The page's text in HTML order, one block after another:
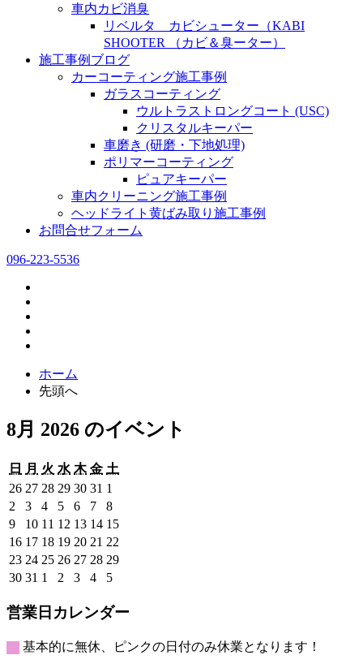
車内カビ消臭
リベルタ カビシューター（KABI
SHOOTER （カビ＆臭ーター）
施工事例ブログ
カーコーティング施工事例
ガラスコーティング
ウルトラストロングコート (USC)
クリスタルキーパー
車磨き (研磨・下地処理)
ポリマーコーティング
ピュアキーパー
車内クリーニング施工事例
ヘッドライト黄ばみ取り施工事例
お問合せフォーム
096-223-5536
ホーム
先頭へ
8月 2026 のイベント
日
日
曜
日
月 月
曜
日
火 火
曜
日
水 水
曜
日
木木
曜
日
金金
曜
日
土
262026
年
7
月
26
日
272026
年
7
月
27
日
282026
年
7
月
28
日
292026
年
7
月
29
日
302026
年
7
月
30
日
31 2026
年
7
月
31
日
1
8
月
1
日
2 2026
年
8
月
2
日
32026
年
8
月
3
日
42026
年
8
月
4
日
52026
年
8
月
5
日
62026
年
8
月
6
日
72026
年
8
月
7
日
82026
年
8
月
8
日
92026
年
8
月
9
日
102026
年
8
月
10
日
11 2026
年
8
月
11
12 2026
年
8
月
12
132026
年
8
月
13
142026
年
8
月
14
日
152026
8
162026
年
8
16
日
172026
年
8
17
日
182026
年
8
18
日
192026
年
8
19
日
202026
年
20
日
21 2026
年
8
21
日
22
年
232026
年
月
23
日
242026
年
月
24
日
252026
年
月
25
日
262026
年
月
26
日
272026
年
月
27
日
282026
年
月
28
292026
日
302026
8
月
30
日
31 2026
8
月
31
日
1
2026
9
月
1
日
2 2026
9
月
2
日
32026
9
月
3
日
42026
9
月
4
日
52026
9
5
日
営業日カレンダー
基本的に無休、ピンクの日付のみ休業となります！